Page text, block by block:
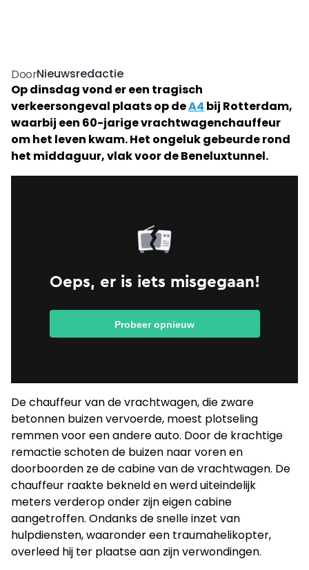
DoorNieuwsredactie
Op dinsdag vond er een tragisch
verkeersongeval plaats op deA4 bij Rotterdam,
waarbij een 60-jarige vrachtwagenchauffeur
om het leven kwam. Het ongeluk gebeurde rond
het middaguur, vlak voor de Beneluxtunnel.
De chauffeur van de vrachtwagen, die zware
betonnen buizen vervoerde, moest plotseling
remmen voor een andere auto. Door de krachtige
remactie schoten de buizen naar voren en
doorboorden ze de cabine van de vrachtwagen. De
chauffeur raakte bekneld en werd uiteindelijk
meters verderop onder zijn eigen cabine
aangetroffen. Ondanks de snelle inzet van
hulpdiensten, waaronder een traumahelikopter,
overleed hij ter plaatse aan zijn verwondingen.